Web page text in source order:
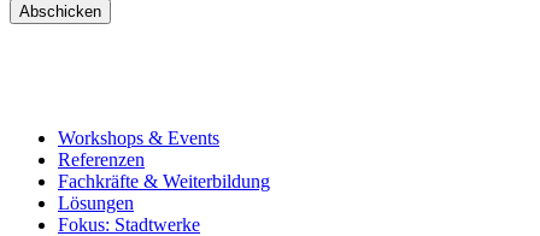
Abschicken
Workshops & Events
Referenzen
Fachkräfte & Weiterbildung
Lösungen
Fokus: Stadtwerke